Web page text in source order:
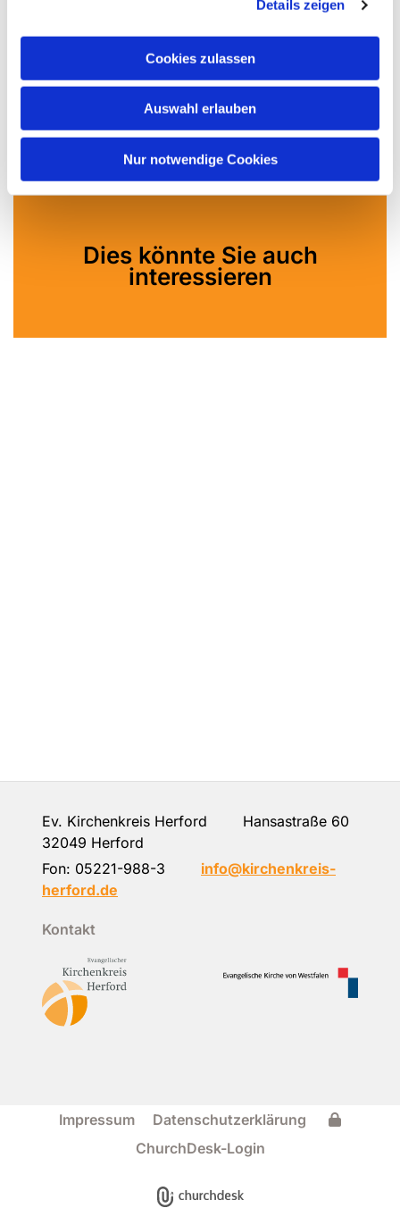
Details zeigen
Cookies zulassen
Auswahl erlauben
Nur notwendige Cookies
Dies könnte Sie auch
interessieren
Ev. Kirchenkreis Herford Hansastraße 60
32049 Herford
Fon: 05221-988-3
info@kirchenkreis-
herford.de
Kontakt
Impressum
Datenschutzerklärung
ChurchDesk-Login